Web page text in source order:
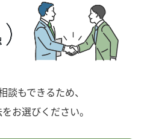
談もできるため、
お選びください。